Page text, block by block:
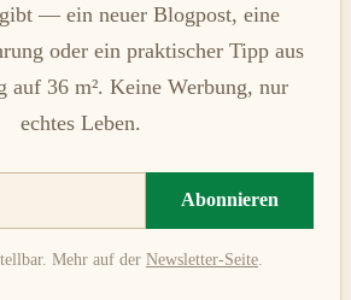
— ein neuer Blogpost, eine
oder ein praktischer Tipp aus
auf 36 m². Keine Werbung, nur
echtes Leben.
Abonnieren
Mehr auf der Newsletter-Seite